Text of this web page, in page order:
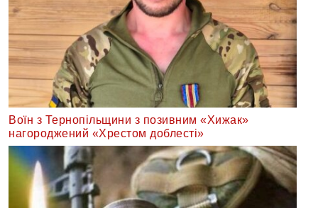
Воїн з Тернопільщини з позивним «Хижак»
нагороджений «Хрестом доблесті»